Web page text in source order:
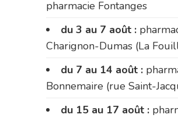
pharmacie Fontanges
du 3 au 7 août :
Charignon-Dumas (La
du 7 au 14 août :
Bonnemaire (rue Saint-
du 15 au 17 août :